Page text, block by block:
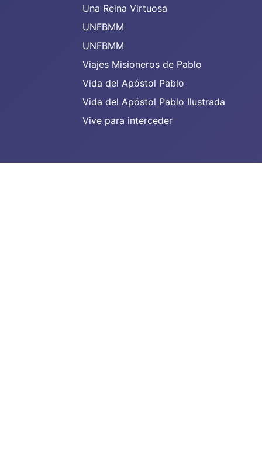
Una Reina Virtuosa
UNFBMM
UNFBMM
Viajes Misioneros de Pablo
Vida del Apóstol Pablo
Vida del Apóstol Pablo Ilustrada
Vive para interceder